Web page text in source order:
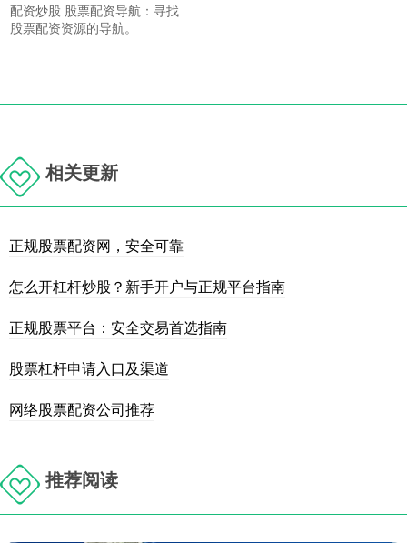
配资炒股 股票配资导航：寻找
股票配资资源的导航。
相关更新
正规股票配资网，安全可靠
怎么开杠杆炒股？新手开户与正规平台指南
正规股票平台：安全交易首选指南
股票杠杆申请入口及渠道
网络股票配资公司推荐
推荐阅读